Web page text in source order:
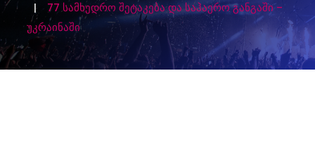
77 სამხედრო შეტაკება და საჰაერო განგაში –
უკრაინაში